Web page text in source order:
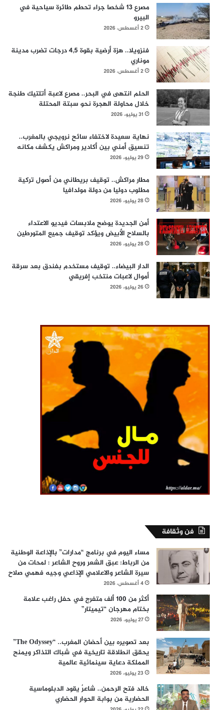
مصرع 13 شخصا جراء تحطم طائرة سياحية في
البيرو
2 أغسطس، 2026
فنزويلا.. هزة أرضية بقوة 4,5 درجات تضرب مدينة
موناري
2 أغسطس، 2026
الحلم انتهى في البحر.. مصرع لاعبة أتلتيك طنجة
خلال محاولة الهجرة نحو سبتة المحتلة
31 يوليو، 2026
نهاية سعيدة لاختفاء سائح نرويجي بالمغرب..
تنسيق أمني بين أكادير ومراكش يكشف مكانه
29 يوليو، 2026
مطار مراكش.. توقيف بريطاني من أصول تركية
مطلوب دوليا من دولة مولدافيا
28 يوليو، 2026
أمن الجديدة يوضح ملابسات فيديو الاعتداء
بالسلاح الأبيض ويؤكد توقيف جميع المتورطين
28 يوليو، 2026
الدار البيضاء.. توقيف مستخدم بفندق بعد سرقة
أموال لاعبات منتخب إفريقي
26 يوليو، 2026
فن وثقافة
مساء اليوم في برنامج “مدارات” بالإذاعة الوطنية
من الرباط: عبق الشعر وروح الشاعر : لمحات من
سيرة الشاعر والاعلامي الإذاعي وجيه فهمي صلاح
4 أغسطس، 2026
أكثر من 100 ألف متفرج في حفل راغب علامة
بختام مهرجان “تيميتار”
27 يوليو، 2026
بعد تصويره بين أحضان المغرب.. “The Odyssey”
يحقق انطلاقة تاريخية في شباك التذاكر ويمنح
المملكة دعاية سينمائية عالمية
23 يوليو، 2026
خالد فتح الرحمن.. شاعرٌ يقود الدبلوماسية
الحضارية من بوابة الحوار الحضاري